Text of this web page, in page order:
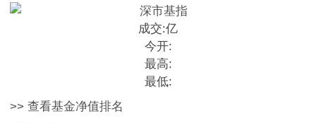
成交:亿
今开:
最高:
最低:
>> 查看基金净值排名